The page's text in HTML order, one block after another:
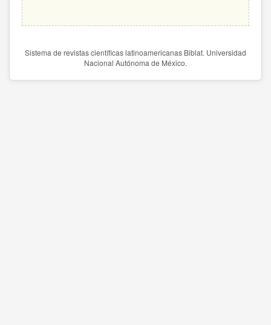
Sistema de revistas científicas latinoamericanas Biblat. Universidad
Nacional Autónoma de México.